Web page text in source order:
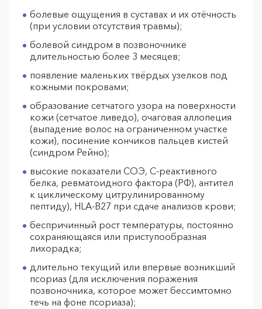
болевые ощущения в суставах и их отёчность
(при условии отсутствия травмы);
болевой синдром в позвоночнике
длительностью более 3 месяцев;
появление маленьких твёрдых узелков под
кожными покровами;
образование сетчатого узора на поверхности
кожи (сетчатое ливедо), очаговая аллопеция
(выпадение волос на ограниченном участке
кожи), посинение кончиков пальцев кистей
(синдром Рейно);
высокие показатели СОЭ, С-реактивного
белка, ревматоидного фактора (РФ), антител
к циклическому цитрулинированному
пептиду), HLA-B27 при сдаче анализов крови;
беспричинный рост температуры, постоянно
сохраняющаяся или приступообразная
лихорадка;
длительно текущий или впервые возникший
псориаз (для исключения поражения
позвоночника, которое может бессимтомно
течь на фоне псориаза);